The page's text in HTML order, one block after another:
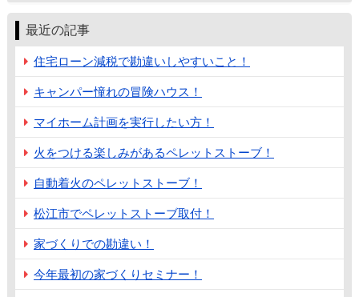
最近の記事
住宅ローン減税で勘違いしやすいこと！
キャンパー憧れの冒険ハウス！
マイホーム計画を実行したい方！
火をつける楽しみがあるペレットストーブ！
自動着火のペレットストーブ！
松江市でペレットストーブ取付！
家づくりでの勘違い！
今年最初の家づくりセミナー！